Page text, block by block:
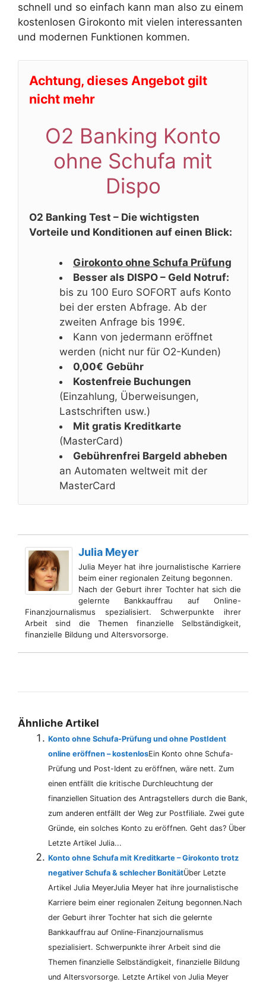
schnell und so einfach kann man also zu einem
kostenlosen Girokonto mit vielen interessanten
und modernen Funktionen kommen.
Achtung, dieses Angebot gilt
nicht mehr
O2 Banking Konto
ohne Schufa mit
Dispo
O2 Banking Test – Die wichtigsten
Vorteile und Konditionen auf einen Blick:
Girokonto ohne Schufa Prüfung
Besser als DISPO – Geld Notruf:
bis zu 100 Euro SOFORT aufs Konto
bei der ersten Abfrage. Ab der
zweiten Anfrage bis 199€.
Kann von jedermann eröffnet
werden (nicht nur für O2-Kunden)
0,00€ Gebühr
Kostenfreie Buchungen
(Einzahlung, Überweisungen,
Lastschriften usw.)
Mit gratis Kreditkarte
(MasterCard)
Gebührenfrei Bargeld abheben
an Automaten weltweit mit der
MasterCard
Julia Meyer
Julia Meyer hat ihre journalistische Karriere
beim einer regionalen Zeitung begonnen.
Nach der Geburt ihrer Tochter hat sich die
gelernte Bankkauffrau auf Online-
Finanzjournalismus spezialisiert. Schwerpunkte ihrer
Arbeit sind die Themen finanzielle Selbständigkeit,
finanzielle Bildung und Altersvorsorge.
Ähnliche Artikel
Konto ohne Schufa-Prüfung und ohne PostIdent
online eröffnen – kostenlosEin Konto ohne Schufa-
Prüfung und Post-Ident zu eröffnen, wäre nett. Zum
einen entfällt die kritische Durchleuchtung der
finanziellen Situation des Antragstellers durch die Bank,
zum anderen entfällt der Weg zur Postfiliale. Zwei gute
Gründe, ein solches Konto zu eröffnen. Geht das? Über
Letzte Artikel Julia...
Konto ohne Schufa mit Kreditkarte – Girokonto trotz
negativer Schufa & schlecher BonitätÜber Letzte
Artikel Julia MeyerJulia Meyer hat ihre journalistische
Karriere beim einer regionalen Zeitung begonnen.Nach
der Geburt ihrer Tochter hat sich die gelernte
Bankkauffrau auf Online-Finanzjournalismus
spezialisiert. Schwerpunkte ihrer Arbeit sind die
Themen finanzielle Selbständigkeit, finanzielle Bildung
und Altersvorsorge. Letzte Artikel von Julia Meyer